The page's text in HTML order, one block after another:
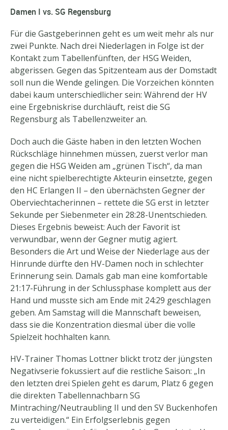
Damen I vs. SG Regensburg
Für die Gastgeberinnen geht es um weit mehr als nur
zwei Punkte. Nach drei Niederlagen in Folge ist der
Kontakt zum Tabellenfünften, der HSG Weiden,
abgerissen. Gegen das Spitzenteam aus der Domstadt
soll nun die Wende gelingen. Die Vorzeichen könnten
dabei kaum unterschiedlicher sein: Während der HV
eine Ergebniskrise durchläuft, reist die SG
Regensburg als Tabellenzweiter an.
Doch auch die Gäste haben in den letzten Wochen
Rückschläge hinnehmen müssen, zuerst verlor man
gegen die HSG Weiden am „grünen Tisch“, da man
eine nicht spielberechtigte Akteurin einsetzte, gegen
den HC Erlangen II – den übernächsten Gegner der
Oberviechtacherinnen – rettete die SG erst in letzter
Sekunde per Siebenmeter ein 28:28-Unentschieden.
Dieses Ergebnis beweist: Auch der Favorit ist
verwundbar, wenn der Gegner mutig agiert.
Besonders die Art und Weise der Niederlage aus der
Hinrunde dürfte den HV-Damen noch in schlechter
Erinnerung sein. Damals gab man eine komfortable
21:17-Führung in der Schlussphase komplett aus der
Hand und musste sich am Ende mit 24:29 geschlagen
geben. Am Samstag will die Mannschaft beweisen,
dass sie die Konzentration diesmal über die volle
Spielzeit hochhalten kann.
HV-Trainer Thomas Lottner blickt trotz der jüngsten
Negativserie fokussiert auf die restliche Saison: „In
den letzten drei Spielen geht es darum, Platz 6 gegen
die direkten Tabellennachbarn SG
Mintraching/Neutraubling II und den SV Buckenhofen
zu verteidigen.“ Ein Erfolgserlebnis gegen